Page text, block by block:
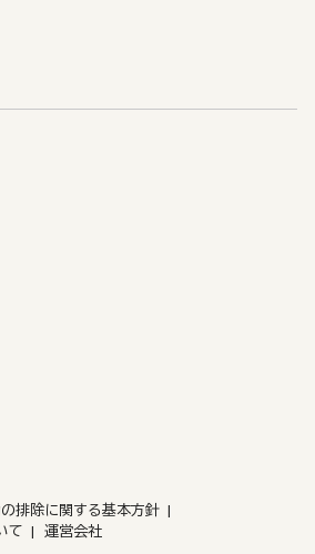
排除に関する基本方針
て
運営会社